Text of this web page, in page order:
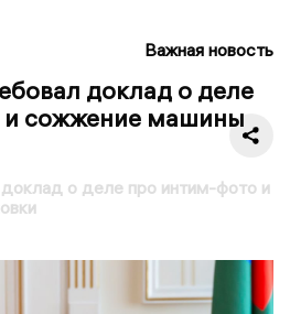
Важная новость
доклад о деле
и сожжение машины
о деле про интим-фото и